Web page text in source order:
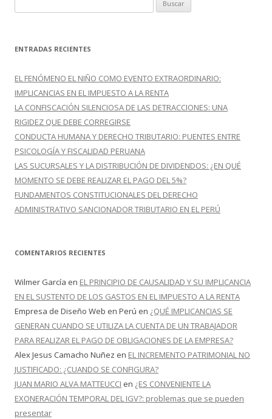
u
c
r
:
ENTRADAS RECIENTES
EL FENÓMENO EL NIÑO COMO EVENTO EXTRAORDINARIO:
IMPLICANCIAS EN EL IMPUESTO A LA RENTA
LA CONFISCACIÓN SILENCIOSA DE LAS DETRACCIONES: UNA
RIGIDEZ QUE DEBE CORREGIRSE
CONDUCTA HUMANA Y DERECHO TRIBUTARIO: PUENTES ENTRE
PSICOLOGÍA Y FISCALIDAD PERUANA
LAS SUCURSALES Y LA DISTRIBUCIÓN DE DIVIDENDOS: ¿EN QUÉ
MOMENTO SE DEBE REALIZAR EL PAGO DEL 5%?
FUNDAMENTOS CONSTITUCIONALES DEL DERECHO
ADMINISTRATIVO SANCIONADOR TRIBUTARIO EN EL PERÚ
COMENTARIOS RECIENTES
Wilmer García en EL PRINCIPIO DE CAUSALIDAD Y SU IMPLICANCIA
EN EL SUSTENTO DE LOS GASTOS EN EL IMPUESTO A LA RENTA
Empresa de Diseño Web en Perú en ¿QUÉ IMPLICANCIAS SE
GENERAN CUANDO SE UTILIZA LA CUENTA DE UN TRABAJADOR
PARA REALIZAR EL PAGO DE OBLIGACIONES DE LA EMPRESA?
Alex Jesus Camacho Nuñez en EL INCREMENTO PATRIMONIAL NO
JUSTIFICADO: ¿CUANDO SE CONFIGURA?
JUAN MARIO ALVA MATTEUCCI en ¿ES CONVENIENTE LA
EXONERACIÓN TEMPORAL DEL IGV?: problemas que se pueden
presentar